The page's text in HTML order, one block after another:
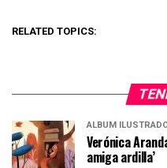
RELATED TOPICS:
ÁLBUM
Verónica
amiga ardilla’